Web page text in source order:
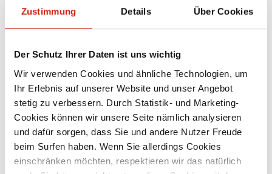
Zustimmung Details Über Cookies
Der Schutz Ihrer Daten ist uns wichtig
Wir verwenden Cookies und ähnliche Technologien, um
Ihr Erlebnis auf unserer Website und unser Angebot
stetig zu verbessern. Durch Statistik- und Marketing-
Cookies können wir unsere Seite nämlich analysieren
und dafür sorgen, dass Sie und andere Nutzer Freude
beim Surfen haben. Wenn Sie allerdings Cookies
einschränken möchten, respektieren wir das natürlich
Das Fachmagazin für die produzierende Industrie, “MM
Maschinenmarkt“ berichtete mit einerAn­wen­der-Re­por­ta­
eingesetzte modulare EntstauberDUSTOMAT DRY
dessen Funktionsweise ausführlich vorgestellt. Im
nachfolgenden Video nehmen wir Sie mit ins BHS-Test
Center, wo der neue DUSTOMAT DRY für saubere
Arbeitsplätze sorgt.